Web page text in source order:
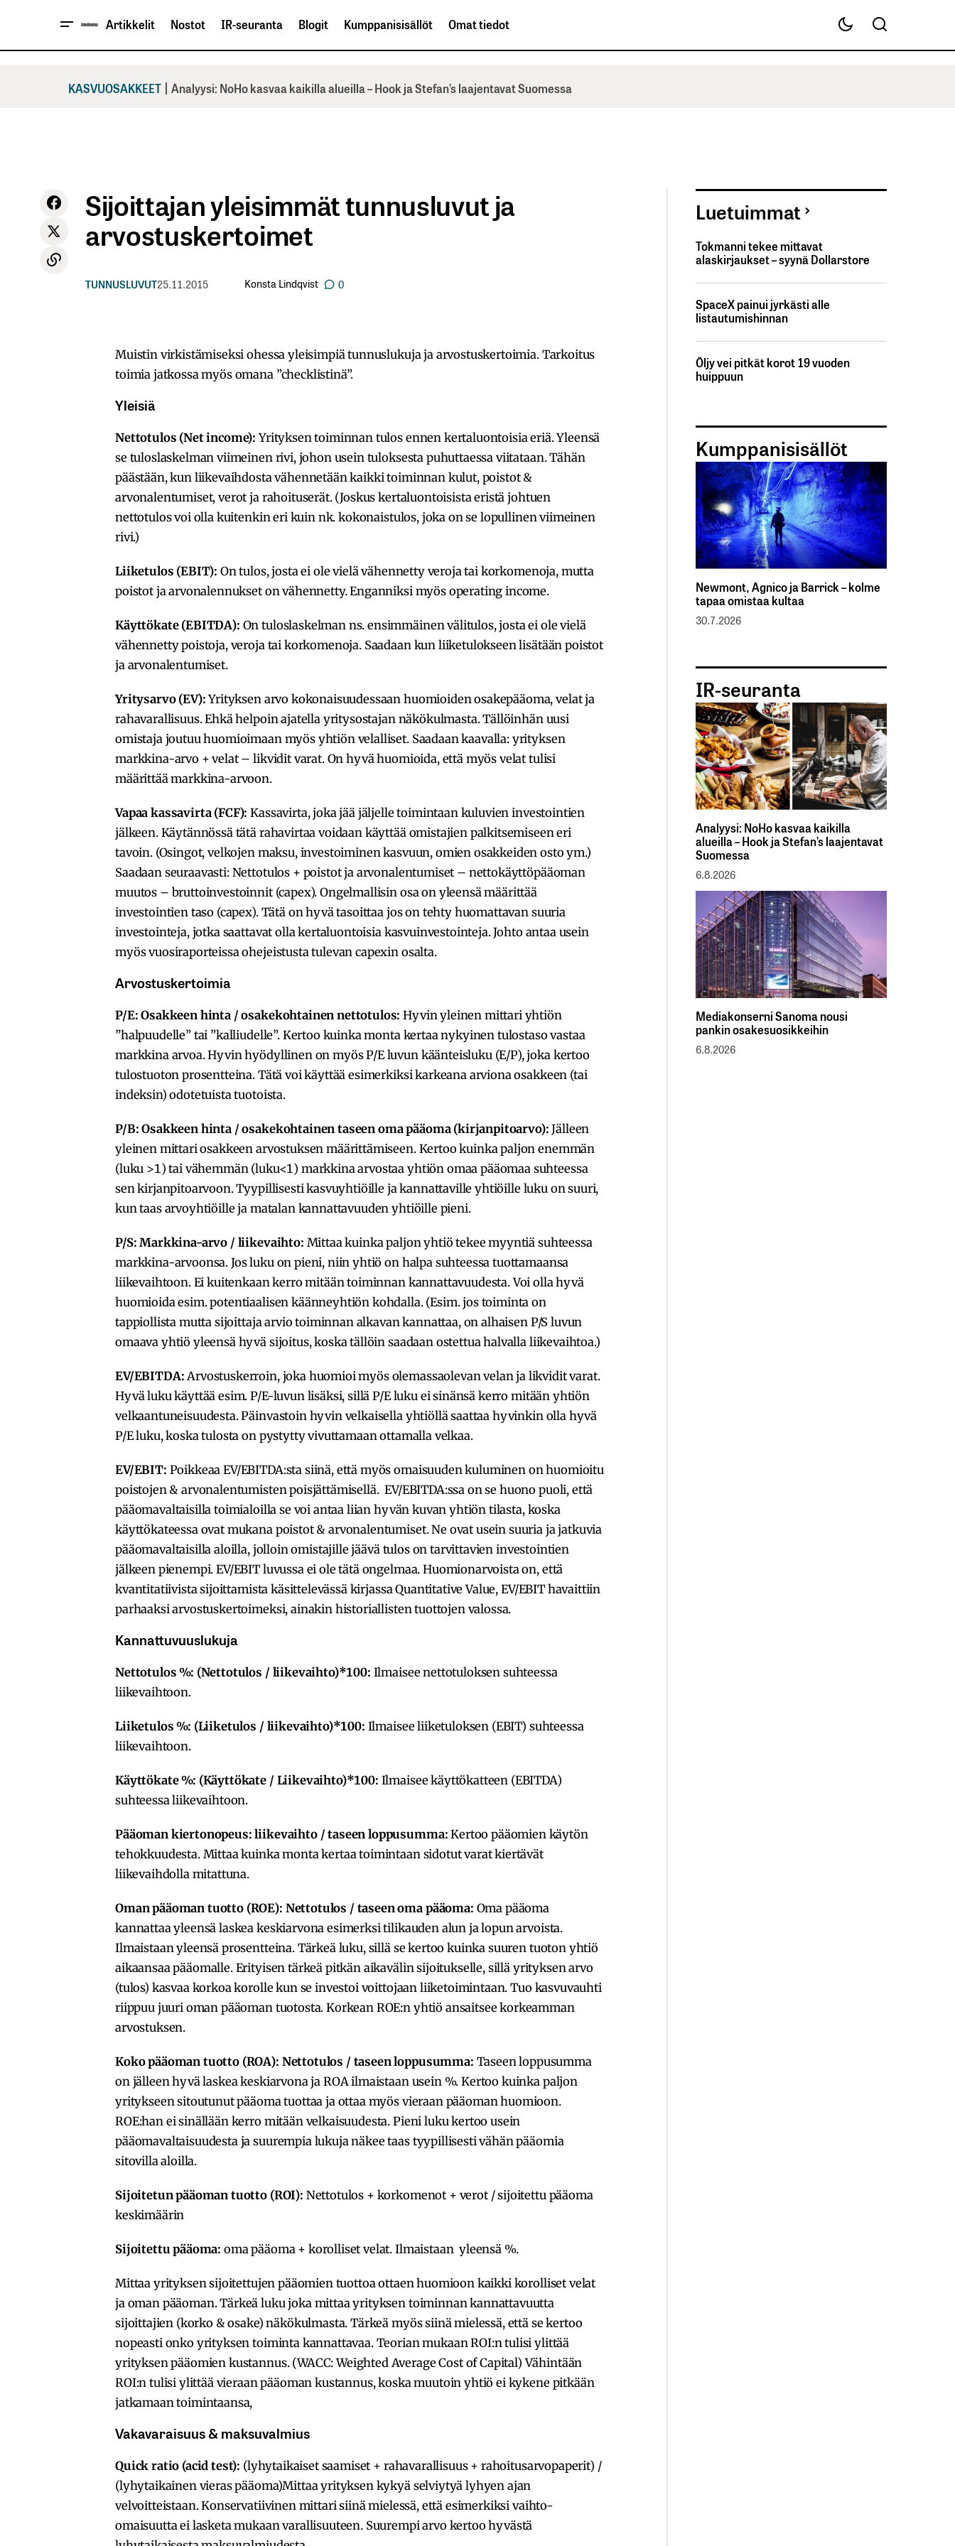
Artikkelit Nostot IR-seuranta Blogit Kumppanisisällöt Omat tiedot
KASVUOSAKKEET | Analyysi: NoHo kasvaa kaikilla alueilla – Hook ja Stefan’s laajentavat Suomessa
Sijoittajan yleisimmät tunnusluvut ja
arvostuskertoimet
TUNNUSLUVUT25.11.2015 Konsta Lindqvist 0
Muistin virkistämiseksi ohessa yleisimpiä tunnuslukuja ja arvostuskertoimia. Tarkoitus
toimia jatkossa myös omana ”checklistinä”.
Yleisiä
Nettotulos (Net income): Yrityksen toiminnan tulos ennen kertaluontoisia eriä. Yleensä
se tuloslaskelman viimeinen rivi, johon usein tuloksesta puhuttaessa viitataan. Tähän
päästään, kun liikevaihdosta vähennetään kaikki toiminnan kulut, poistot &
arvonalentumiset, verot ja rahoituserät. (Joskus kertaluontoisista eristä johtuen
nettotulos voi olla kuitenkin eri kuin nk. kokonaistulos, joka on se lopullinen viimeinen
rivi.)
Liiketulos (EBIT): On tulos, josta ei ole vielä vähennetty veroja tai korkomenoja, mutta
poistot ja arvonalennukset on vähennetty. Enganniksi myös operating income.
Käyttökate (EBITDA): On tuloslaskelman ns. ensimmäinen välitulos, josta ei ole vielä
vähennetty poistoja, veroja tai korkomenoja. Saadaan kun liiketulokseen lisätään poistot
ja arvonalentumiset.
Yritysarvo (EV):Yrityksen arvo kokonaisuudessaan huomioiden osakepääoma, velat ja
rahavarallisuus. Ehkä helpoin ajatella yritysostajan näkökulmasta. Tällöinhän uusi
omistaja joutuu huomioimaan myös yhtiön velalliset. Saadaan kaavalla: yrityksen
markkina-arvo + velat – likvidit varat. On hyvä huomioida, että myös velat tulisi
määrittää markkina-arvoon.
Vapaa kassavirta (FCF): Kassavirta, joka jää jäljelle toimintaan kuluvien investointien
jälkeen. Käytännössä tätä rahavirtaa voidaan käyttää omistajien palkitsemiseen eri
tavoin. (Osingot, velkojen maksu, investoiminen kasvuun, omien osakkeiden osto ym.)
Saadaan seuraavasti: Nettotulos + poistot ja arvonalentumiset – nettokäyttöpääoman
muutos – bruttoinvestoinnit (capex). Ongelmallisin osa on yleensä määrittää
investointien taso (capex). Tätä on hyvä tasoittaa jos on tehty huomattavan suuria
investointeja, jotka saattavat olla kertaluontoisia kasvuinvestointeja. Johto antaa usein
myös vuosiraporteissa ohejeistusta tulevan capexin osalta.
Arvostuskertoimia
P/E: Osakkeen hinta / osakekohtainen nettotulos: Hyvin yleinen mittari yhtiön
”halpuudelle” tai ”kalliudelle”. Kertoo kuinka monta kertaa nykyinen tulostaso vastaa
markkina arvoa. Hyvin hyödyllinen on myös P/E luvun käänteisluku (E/P), joka kertoo
tulostuoton prosentteina. Tätä voi käyttää esimerkiksi karkeana arviona osakkeen (tai
indeksin) odotetuista tuotoista.
P/B: Osakkeen hinta / osakekohtainen taseen oma pääoma (kirjanpitoarvo): Jälleen
yleinen mittari osakkeen arvostuksen määrittämiseen. Kertoo kuinka paljon enemmän
(luku >1) tai vähemmän (luku<1) markkina arvostaa yhtiön omaa pääomaa suhteessa
sen kirjanpitoarvoon. Tyypillisesti kasvuyhtiöille ja kannattaville yhtiöille luku on suuri,
kun taas arvoyhtiöille ja matalan kannattavuuden yhtiöille pieni.
P/S: Markkina-arvo / liikevaihto: Mittaa kuinka paljon yhtiö tekee myyntiä suhteessa
markkina-arvoonsa. Jos luku on pieni, niin yhtiö on halpa suhteessa tuottamaansa
liikevaihtoon. Ei kuitenkaan kerro mitään toiminnan kannattavuudesta. Voi olla hyvä
huomioida esim. potentiaalisen käänneyhtiön kohdalla. (Esim. jos toiminta on
tappiollista mutta sijoittaja arvio toiminnan alkavan kannattaa, on alhaisen P/S luvun
omaava yhtiö yleensä hyvä sijoitus, koska tällöin saadaan ostettua halvalla liikevaihtoa.)
EV/EBITDA: Arvostuskerroin, joka huomioi myös olemassaolevan velan ja likvidit varat.
Hyvä luku käyttää esim. P/E-luvun lisäksi, sillä P/E luku ei sinänsä kerro mitään yhtiön
velkaantuneisuudesta. Päinvastoin hyvin velkaisella yhtiöllä saattaa hyvinkin olla hyvä
P/E luku, koska tulosta on pystytty vivuttamaan ottamalla velkaa.
EV/EBIT: Poikkeaa EV/EBITDA:sta siinä, että myös omaisuuden kuluminen on huomioitu
poistojen & arvonalentumisten poisjättämisellä. EV/EBITDA:ssa on se huono puoli, että
pääomavaltaisilla toimialoilla se voi antaa liian hyvän kuvan yhtiön tilasta, koska
käyttökateessa ovat mukana poistot & arvonalentumiset. Ne ovat usein suuria ja jatkuvia
pääomavaltaisilla aloilla, jolloin omistajille jäävä tulos on tarvittavien investointien
jälkeen pienempi. EV/EBIT luvussa ei ole tätä ongelmaa. Huomionarvoista on, että
kvantitatiivista sijoittamista käsittelevässä kirjassa Quantitative Value, EV/EBIT havaittiin
parhaaksi arvostuskertoimeksi, ainakin historiallisten tuottojen valossa.
Kannattuvuuslukuja
Nettotulos %: (Nettotulos / liikevaihto)*100: Ilmaisee nettotuloksen suhteessa
liikevaihtoon.
Liiketulos %: (Liiketulos / liikevaihto)*100: Ilmaisee liiketuloksen (EBIT) suhteessa
liikevaihtoon.
Käyttökate %: (Käyttökate / Liikevaihto)*100: Ilmaisee käyttökatteen (EBITDA)
suhteessa liikevaihtoon.
Pääoman kiertonopeus: liikevaihto / taseen loppusumma: Kertoo pääomien käytön
tehokkuudesta. Mittaa kuinka monta kertaa toimintaan sidotut varat kiertävät
liikevaihdolla mitattuna.
Oman pääoman tuotto (ROE): Nettotulos / taseen oma pääoma: Oma pääoma
kannattaa yleensä laskea keskiarvona esimerksi tilikauden alun ja lopun arvoista.
Ilmaistaan yleensä prosentteina. Tärkeä luku, sillä se kertoo kuinka suuren tuoton yhtiö
aikaansaa pääomalle. Erityisen tärkeä pitkän aikavälin sijoitukselle, sillä yrityksen arvo
(tulos) kasvaa korkoa korolle kun se investoi voittojaan liiketoimintaan. Tuo kasvuvauhti
riippuu juuri oman pääoman tuotosta. Korkean ROE:n yhtiö ansaitsee korkeamman
arvostuksen.
Koko pääoman tuotto (ROA): Nettotulos / taseen loppusumma: Taseen loppusumma
on jälleen hyvä laskea keskiarvona ja ROA ilmaistaan usein %. Kertoo kuinka paljon
yritykseen sitoutunut pääoma tuottaa ja ottaa myös vieraan pääoman huomioon.
ROE:han ei sinällään kerro mitään velkaisuudesta. Pieni luku kertoo usein
pääomavaltaisuudesta ja suurempia lukuja näkee taas tyypillisesti vähän pääomia
sitovilla aloilla.
Sijoitetun pääoman tuotto (ROI): Nettotulos + korkomenot + verot / sijoitettu pääoma
keskimäärin
Sijoitettu pääoma: oma pääoma + korolliset velat. Ilmaistaan yleensä %.
Mittaa yrityksen sijoitettujen pääomien tuottoa ottaen huomioon kaikki korolliset velat
ja oman pääoman. Tärkeä luku joka mittaa yrityksen toiminnan kannattavuutta
sijoittajien (korko & osake) näkökulmasta. Tärkeä myös siinä mielessä, että se kertoo
nopeasti onko yrityksen toiminta kannattavaa. Teorian mukaan ROI:n tulisi ylittää
yrityksen pääomien kustannus. (WACC: Weighted Average Cost of Capital) Vähintään
ROI:n tulisi ylittää vieraan pääoman kustannus, koska muutoin yhtiö ei kykene pitkään
jatkamaan toimintaansa,
Vakavaraisuus & maksuvalmius
Quick ratio (acid test): (lyhytaikaiset saamiset + rahavarallisuus + rahoitusarvopaperit) /
(lyhytaikainen vieras pääoma)Mittaa yrityksen kykyä selviytyä lyhyen ajan
velvoitteistaan. Konservatiivinen mittari siinä mielessä, että esimerkiksi vaihto-
omaisuutta ei lasketa mukaan varallisuuteen. Suurempi arvo kertoo hyvästä
Luetuimmat
Tokmanni tekee mittavat
alaskirjaukset – syynä Dollarstore
SpaceX painui jyrkästi alle
listautumishinnan
Öljy vei pitkät korot 19 vuoden
huippuun
Kumppanisisällöt
Newmont, Agnico ja Barrick – kolme
tapaa omistaa kultaa
30.7.2026
IR-seuranta
Analyysi: NoHo kasvaa kaikilla
alueilla – Hook ja Stefan’s laajentavat
Suomessa
6.8.2026
Mediakonserni Sanoma nousi
pankin osakesuosikkeihin
6.8.2026